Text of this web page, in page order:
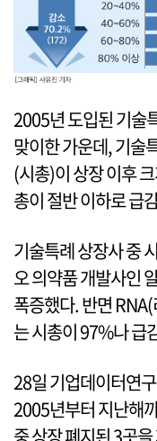
2005년 도입된 기술
맞이한 가운데, 기술
(시총)이 상장 이후
총이 절반 이하로 급
기술특례 상장사 중
오 의약품 개발사인
폭증했다. 반면
는 시총이 97%나 급
28일 기업데이터연
2005년부터 지난해